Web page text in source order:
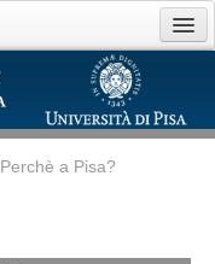
Perchè a Pisa?